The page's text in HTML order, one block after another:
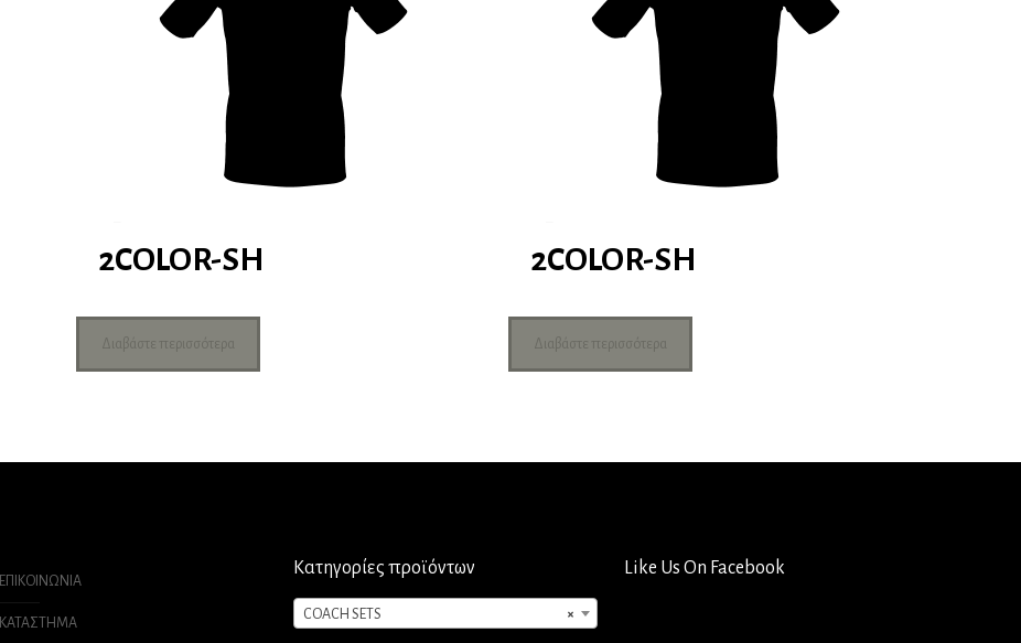
2COLOR-SH
Διαβάστε περισσότερα
2COLOR-SH
Διαβάστε περισσότερα
ΕΠΙΚΟΙΝΩΝΙΑ
ΚΑΤΑΣΤΗΜΑ
Κατηγορίες προϊόντων
×
COACH SETS
Like Us On Facebook